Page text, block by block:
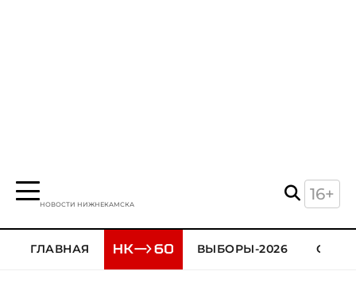
НОВОСТИ НИЖНЕКАМСКА
16+
ГЛАВНАЯ ВЫБОРЫ-2026